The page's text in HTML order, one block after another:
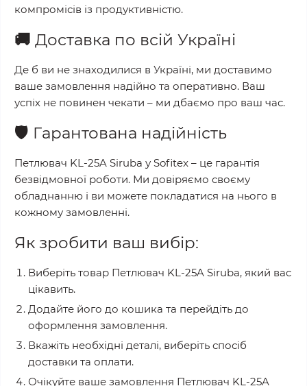
компромісів із продуктивністю.
🚚 Доставка по всій Україні
Де б ви не знаходилися в Україні, ми доставимо
ваше замовлення надійно та оперативно. Ваш
успіх не повинен чекати – ми дбаємо про ваш час.
🛡️ Гарантована надійність
Петлювач KL-25A Siruba у Sofitex – це гарантія
безвідмовної роботи. Ми довіряємо своєму
обладнанню і ви можете покладатися на нього в
кожному замовленні.
Як зробити ваш вибір:
Виберіть товар Петлювач KL-25A Siruba, який вас
цікавить.
Додайте його до кошика та перейдіть до
оформлення замовлення.
Вкажіть необхідні деталі, виберіть спосіб
доставки та оплати.
Очікуйте ваше замовлення Петлювач KL-25A